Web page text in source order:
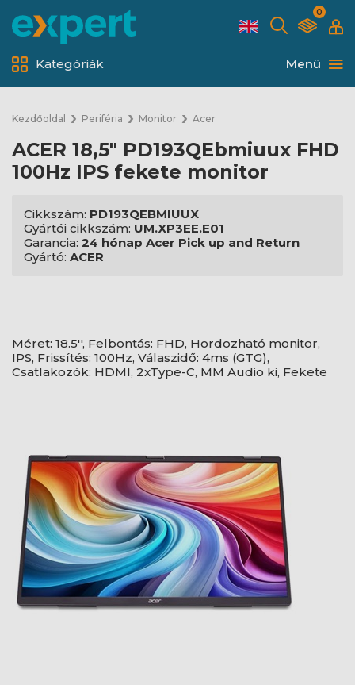
0
Menü
Kategóriák
Kezdőoldal Periféria Monitor Acer
ACER 18,5" PD193QEbmiuux FHD
100Hz IPS fekete monitor
Cikkszám: PD193QEBMIUUX
Gyártói cikkszám: UM.XP3EE.E01
Garancia: 24 hónap Acer Pick up and Return
Gyártó: ACER
Méret: 18.5'', Felbontás: FHD, Hordozható monitor,
IPS, Frissítés: 100Hz, Válaszidő: 4ms (GTG),
Csatlakozók: HDMI, 2xType-C, MM Audio ki, Fekete